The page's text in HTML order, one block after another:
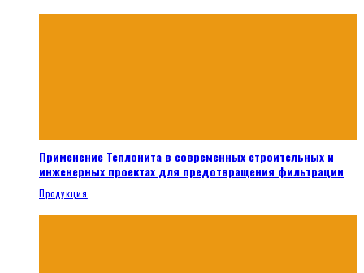
Применение Теплонита в современных строительных и
инженерных проектах для предотвращения фильтрации
Продукция